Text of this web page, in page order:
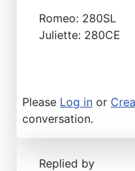
Romeo: 280SL
Juliette: 280CE
Please Log in or
conversation.
Replied by